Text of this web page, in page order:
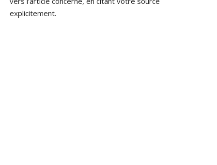
explicitement.